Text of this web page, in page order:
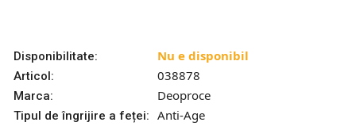
Disponibilitate: Nu e disponibil
Articol: 038878
Marca: Deoproce
Tipul de îngrijire a feței: Anti-Age